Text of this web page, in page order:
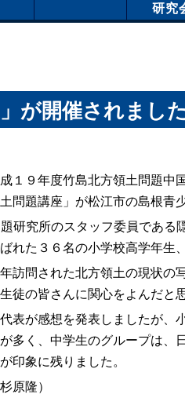
研究
」が開催されまし
１９年度竹島北方領土問題中
問題講座」が松江市の島根青
研究所のスタッフ委員であ
れた３６名の小学校高学年
訪問された北方領土の現状の
徒の皆さんに関心をよんだと
表が感想を発表しましたが、
多く、中学生のグループは
印象に残りました。
原隆）